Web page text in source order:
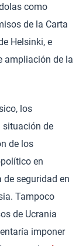
como
de la Carta
Helsinki, e
ampliación de la
los
situación de
de los
en
de seguridad en
Tampoco
de Ucrania
imponer